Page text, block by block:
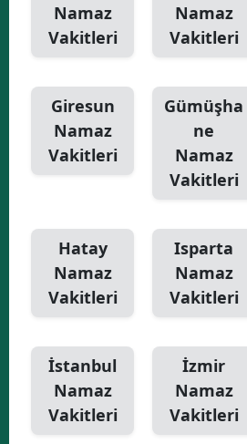
Namaz
Vakitleri
Namaz
Vakitleri
Giresun
Namaz
Vakitleri
Gümüşha
ne
Namaz
Vakitleri
Hatay
Namaz
Vakitleri
Isparta
Namaz
Vakitleri
İstanbul
Namaz
Vakitleri
İzmir
Namaz
Vakitleri